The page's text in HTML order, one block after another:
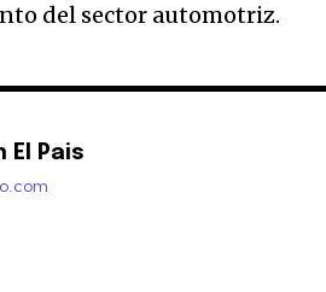
del sector automotriz.
El Pais